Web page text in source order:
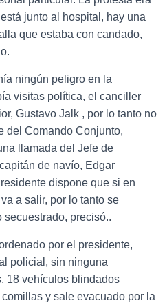
junto al hospital, hay una
que estaba con candado,
ningún peligro en la
visitas política, el canciller
Gustavo Jalk , por lo tanto no
del Comando Conjunto,
llamada del Jefe de
de navío, Edgar
dispone que si en
a salir, por lo tanto se
precisó..
por el presidente,
policial, sin ninguna
18 vehículos blindados
y sale evacuado por la